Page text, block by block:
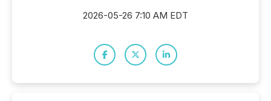
2026-05-26 7:10 AM EDT